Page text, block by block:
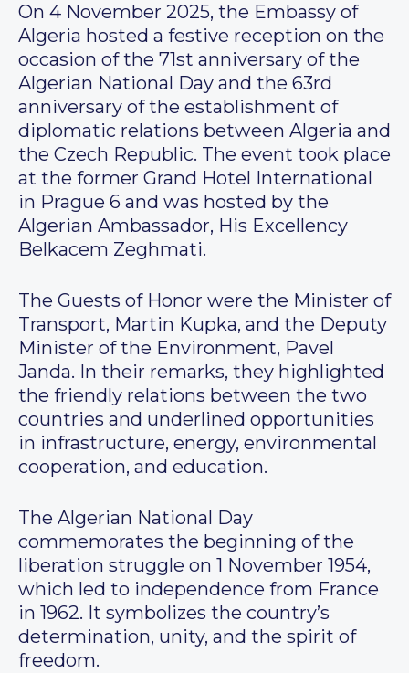
On 4 November 2025, the Embassy of
Algeria hosted a festive reception on the
occasion of the 71st anniversary of the
Algerian National Day and the 63rd
anniversary of the establishment of
diplomatic relations between Algeria and
the Czech Republic. The event took place
at the former Grand Hotel International
in Prague 6 and was hosted by the
Algerian Ambassador, His Excellency
Belkacem Zeghmati.
The Guests of Honor were the Minister of
Transport, Martin Kupka, and the Deputy
Minister of the Environment, Pavel
Janda. In their remarks, they highlighted
the friendly relations between the two
countries and underlined opportunities
in infrastructure, energy, environmental
cooperation, and education.
The Algerian National Day
commemorates the beginning of the
liberation struggle on 1 November 1954,
which led to independence from France
in 1962. It symbolizes the country’s
determination, unity, and the spirit of
freedom.